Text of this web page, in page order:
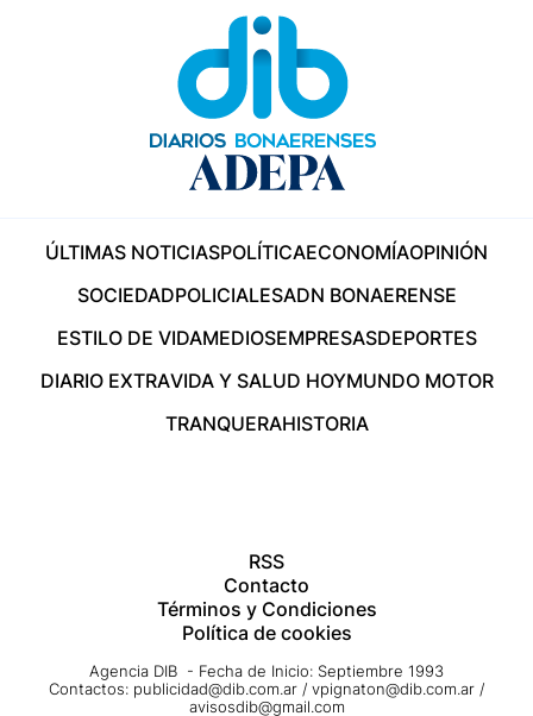
ÚLTIMAS NOTICIASPOLÍTICAECONOMÍAOPINIÓN
SOCIEDADPOLICIALESADN BONAERENSE
ESTILO DE VIDAMEDIOSEMPRESASDEPORTES
DIARIO EXTRAVIDA Y SALUD HOYMUNDO MOTOR
TRANQUERAHISTORIA
RSS
Contacto
Términos y Condiciones
Política de cookies
Agencia DIB - Fecha de Inicio: Septiembre 1993
Contactos: publicidad@dib.com.ar / vpignaton@dib.com.ar /
avisosdib@gmail.com